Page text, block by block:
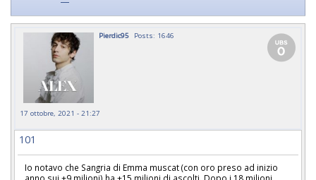
Pierdic95 Posts: 1646
17 ottobre, 2021 - 21:27
101
Io notavo che Sangria di Emma muscat (con oro preso ad inizio